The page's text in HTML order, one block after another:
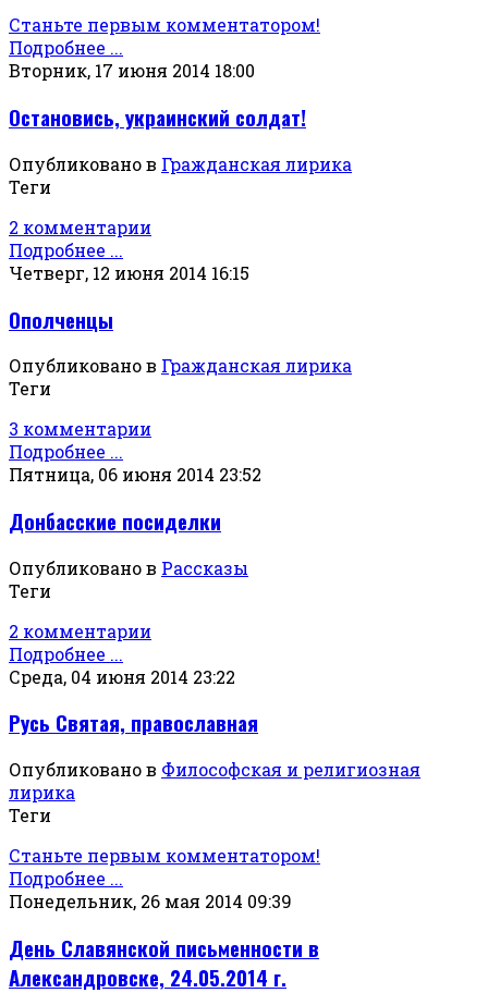
Станьте первым комментатором!
Подробнее ...
Вторник, 17 июня 2014 18:00
Остановись, украинский солдат!
Опубликовано в Гражданская лирика
Теги
2 комментарии
Подробнее ...
Четверг, 12 июня 2014 16:15
Ополченцы
Опубликовано в Гражданская лирика
Теги
3 комментарии
Подробнее ...
Пятница, 06 июня 2014 23:52
Донбасские посиделки
Опубликовано в Рассказы
Теги
2 комментарии
Подробнее ...
Среда, 04 июня 2014 23:22
Русь Святая, православная
Опубликовано в Философская и религиозная
лирика
Теги
Станьте первым комментатором!
Подробнее ...
Понедельник, 26 мая 2014 09:39
День Славянской письменности в
Александровске, 24.05.2014 г.